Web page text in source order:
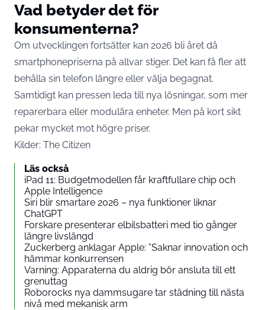
Vad betyder det för
konsumenterna?
Om utvecklingen fortsätter kan 2026 bli året då
smartphonepriserna på allvar stiger. Det kan få fler att
behålla sin telefon längre eller välja begagnat.
Samtidigt kan pressen leda till nya lösningar, som mer
reparerbara eller modulära enheter. Men på kort sikt
pekar mycket mot högre priser.
Kilder: The Citizen
Läs också
iPad 11: Budgetmodellen får kraftfullare chip och
Apple Intelligence
Siri blir smartare 2026 – nya funktioner liknar
ChatGPT
Forskare presenterar elbilsbatteri med tio gånger
längre livslängd
Zuckerberg anklagar Apple: ”Saknar innovation och
hämmar konkurrensen
Varning: Apparaterna du aldrig bör ansluta till ett
grenuttag
Roborocks nya dammsugare tar städning till nästa
nivå med mekanisk arm